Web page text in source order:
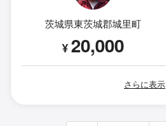
茨城県東茨城郡城里町
¥20,000
さらに表示